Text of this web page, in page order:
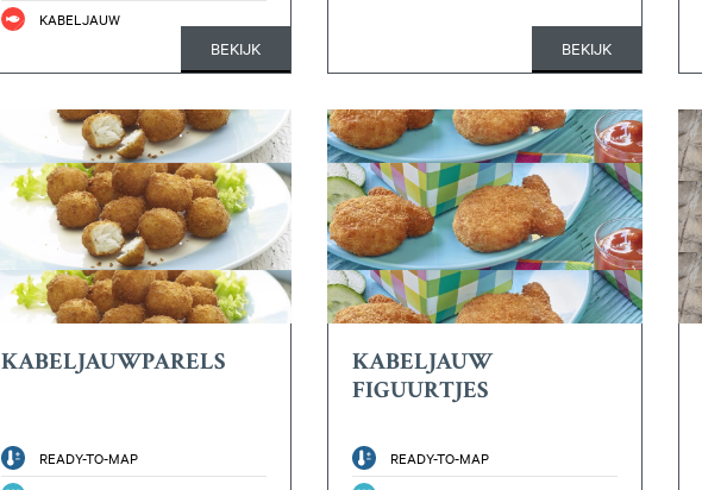
KABELJAUW
BEKIJK BEKIJK
KABELJAUWPARELS
READY-TO-MAP
KABELJAUW
FIGUURTJES
READY-TO-MAP